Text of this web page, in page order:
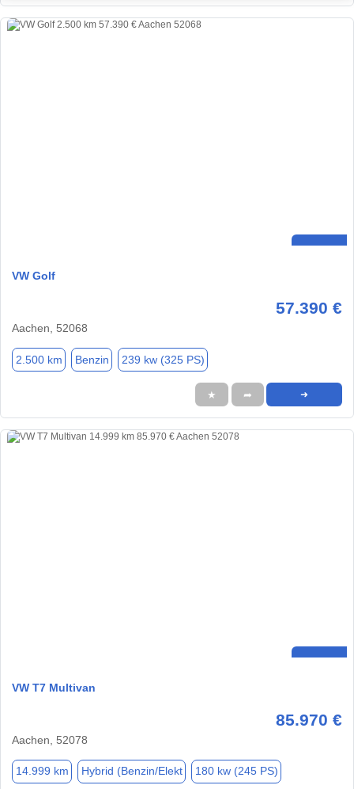
VW Golf
57.390 €
Aachen, 52068
2.500 km Benzin 239 kw (325 PS)
★ ➦ ➜
VW T7 Multivan
85.970 €
Aachen, 52078
14.999 km Hybrid (Benzin/Elekt 180 kw (245 PS)